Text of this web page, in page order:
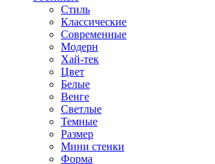
Стиль
Классические
Современные
Модерн
Хай-тек
Цвет
Белые
Венге
Светлые
Темные
Размер
Мини стенки
Форма